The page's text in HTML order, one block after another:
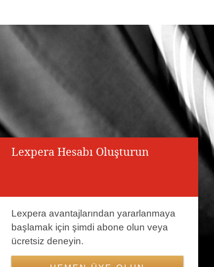
Lexpera Hesabı Oluşturun
Lexpera avantajlarından yararlanmaya
başlamak için şimdi abone olun veya
ücretsiz deneyin.